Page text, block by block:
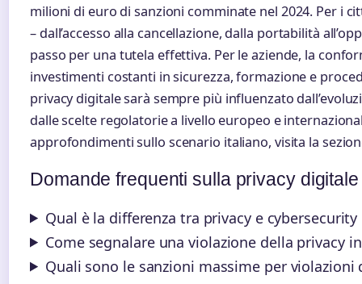
milioni di euro di sanzioni comminate nel 2024. Per i
– dall’accesso alla cancellazione, dalla portabilità
passo per una tutela effettiva. Per le aziende, la
investimenti costanti in sicurezza, formazione e
privacy digitale sarà sempre più influenzato
dalle scelte regolatorie a livello europeo e
approfondimenti sullo scenario italiano, visita la
Domande frequenti sulla privacy
Qual è la differenza tra privacy e
Come segnalare una violazione della privacy
Quali sono le sanzioni massime per violazioni